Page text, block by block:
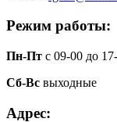
Режим работы:
Пн-Пт с 09-00 до
Сб-Вс выходные
Адрес: